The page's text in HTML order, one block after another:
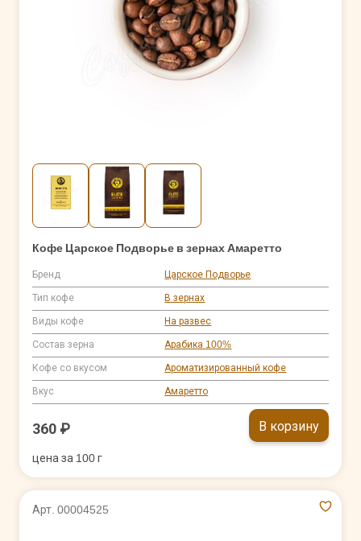
Кофе Царское Подворье в зернах Амаретто
Бренд Царское Подворье
Тип кофе В зернах
Виды кофе На развес
Состав зерна Арабика 100%
Кофе со вкусом Ароматизированный кофе
Вкус Амаретто
360 ₽ В корзину
цена за 100 г
Арт. 00004525